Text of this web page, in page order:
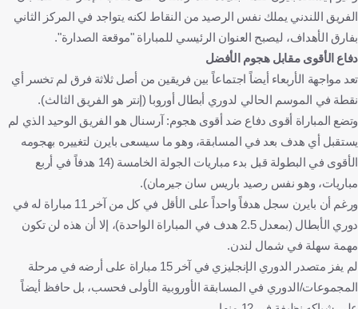
الفريق اللندني يملك نفس الرصيد من النقاط لكنه يتواجد في المركز الثاني
بفارق الأهداف، ليصبح العنوان الرئيسي للمباراة "موقعة الصدارة".
دفاع الأقوى مقابل هجوم الأفضل
تعد مواجهة الأربعاء أيضاً اجتماعاً بين فريقين من أصل ثلاثة فرق لم تخسر أي
نقطة في الموسم الحالي لدوري أبطال أوروبا (إنتر هو الفريق الثالث).
وتضع المباراة أقوى دفاع ضد أقوى هجوم: آرسنال هو الفريق الوحيد الذي لم
يستقبل أي هدف بعد في المسابقة، وهو ما سيسعى بايرن لتغييره بهجومه
الأقوى في البطولة قبل بدء مباريات الجولة الخامسة (14 هدفاً في أربع
مباريات، وهو نفس رصيد باريس سان جيرمان).
ورغم أن بايرن سجل هدفاً واحداً على الأقل في كل من آخر 11 مباراة له في
دوري الأبطال (بمعدل 2.5 هدف في المباراة الواحدة)، إلا أن هذه لن تكون
مهمة سهلة في شمال لندن.
لم يفز متصدر الدوري الإنجليزي في آخر 15 مباراة على أرضه في مرحلة
المجموعات/الدوري في المسابقة الأوروبية الأولى فحسب، بل حافظ أيضاً